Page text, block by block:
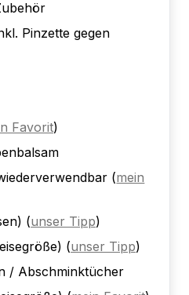
Pinzette gegen
Favorit)
(mein
(unser Tipp)
(unser Tipp)
/ Abschminktücher